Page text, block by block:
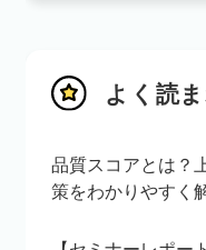
よく読
品質スコアとは？
策をわかりやすく